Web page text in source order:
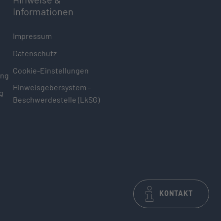
KONTAKT
Informationen
Impressum
Datenschutz
Cookie-Einstellungen
Hinweisgebersystem -
Beschwerdestelle (LkSG)